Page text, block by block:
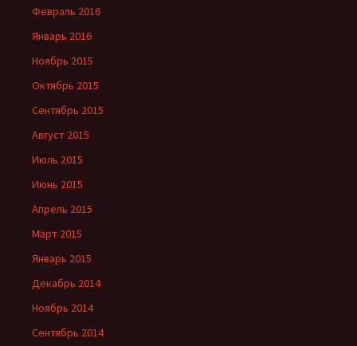
Февраль 2016
Январь 2016
Ноябрь 2015
Октябрь 2015
Сентябрь 2015
Август 2015
Июль 2015
Июнь 2015
Апрель 2015
Март 2015
Январь 2015
Декабрь 2014
Ноябрь 2014
Сентябрь 2014